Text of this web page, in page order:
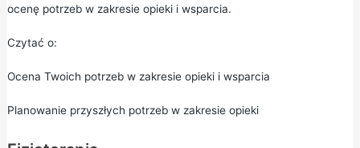
ocenę potrzeb w zakresie opieki i wsparcia.
Czytać o:
Ocena Twoich potrzeb w zakresie opieki i wsparcia
Planowanie przyszłych potrzeb w zakresie opieki